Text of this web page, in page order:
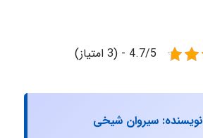
4.7/5 - (3 امتیاز)
نویسنده: سیروان شیخی